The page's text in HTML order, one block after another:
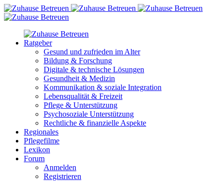
Ratgeber
Gesund und zufrieden im Alter
Bildung & Forschung
Digitale & technische Lösungen
Gesundheit & Medizin
Kommunikation & soziale Integration
Lebensqualität & Freizeit
Pflege & Unterstützung
Psychosoziale Unterstützung
Rechtliche & finanzielle Aspekte
Regionales
Pflegefilme
Lexikon
Forum
Anmelden
Registrieren